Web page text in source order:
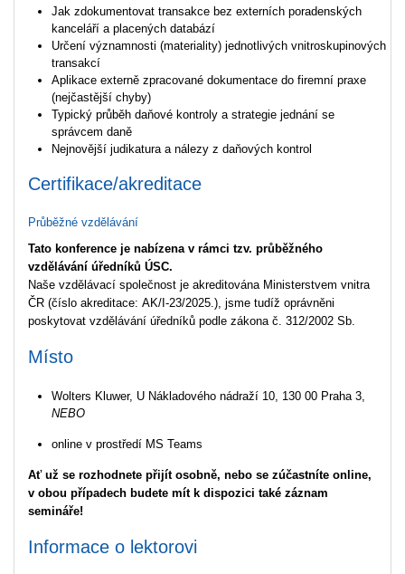
Jak zdokumentovat transakce bez externích poradenských
kanceláří a placených databází
Určení významnosti (materiality) jednotlivých vnitroskupinových
transakcí
Aplikace externě zpracované dokumentace do firemní praxe
(nejčastější chyby)
Typický průběh daňové kontroly a strategie jednání se
správcem daně
Nejnovější judikatura a nálezy z daňových kontrol
Certifikace/akreditace
Průběžné vzdělávání
Tato konference je nabízena v rámci tzv. průběžného
vzdělávání úředníků ÚSC.
Naše vzdělávací společnost je akreditována Ministerstvem vnitra
ČR (číslo akreditace: AK/I-23/2025.), jsme tudíž oprávněni
poskytovat vzdělávání úředníků podle zákona č. 312/2002 Sb.
Místo
Wolters Kluwer, U Nákladového nádraží 10, 130 00 Praha 3,
NEBO
online v prostředí MS Teams
Ať už se rozhodnete přijít osobně, nebo se zúčastníte online,
v obou případech budete mít k dispozici také záznam
semináře!
Informace o lektorovi